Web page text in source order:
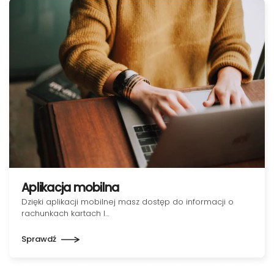
Aplikacja mobilna
Dzięki aplikacji mobilnej masz dostęp do informacji o
rachunkach kartach l…
Sprawdź